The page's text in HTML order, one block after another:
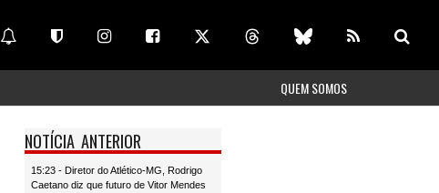
QUEM SOMOS
NOTÍCIA ANTERIOR
15:23 - Diretor do Atlético-MG, Rodrigo
Caetano diz que futuro de Vitor Mendes